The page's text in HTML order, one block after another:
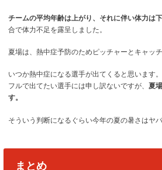
チームの平均年齢は上がり、それに伴い体力は
合で体力不足を露呈しました。
夏場は、熱中症予防のためピッチャーとキャッ
いつか熱中症になる選手が出てくると思います
フルで出てたい選手には申し訳ないですが、夏
す。
そういう判断になるぐらい今年の夏の暑さはヤバ
まとめ